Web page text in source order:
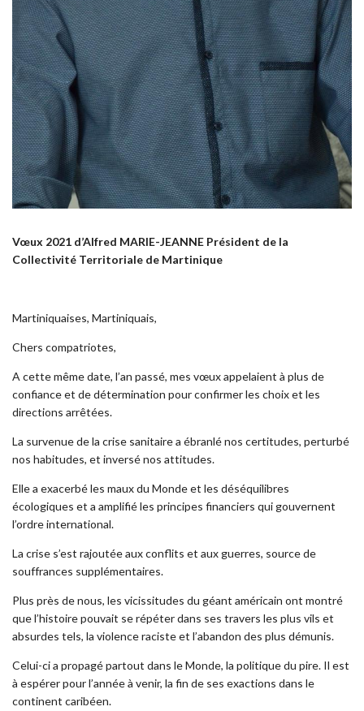
Vœux 2021 d’Alfred MARIE-JEANNE Président de la
Collectivité Territoriale de Martinique
Martiniquaises, Martiniquais,
Chers compatriotes,
A cette même date, l’an passé, mes vœux appelaient à plus de
confiance et de détermination pour confirmer les choix et les
directions arrêtées.
La survenue de la crise sanitaire a ébranlé nos certitudes, perturbé
nos habitudes, et inversé nos attitudes.
Elle a exacerbé les maux du Monde et les déséquilibres
écologiques et a amplifié les principes financiers qui gouvernent
l’ordre international.
La crise s’est rajoutée aux conflits et aux guerres, source de
souffrances supplémentaires.
Plus près de nous, les vicissitudes du géant américain ont montré
que l’histoire pouvait se répéter dans ses travers les plus vils et
absurdes tels, la violence raciste et l’abandon des plus démunis.
Celui-ci a propagé partout dans le Monde, la politique du pire. Il est
à espérer pour l’année à venir, la fin de ses exactions dans le
continent caribéen.